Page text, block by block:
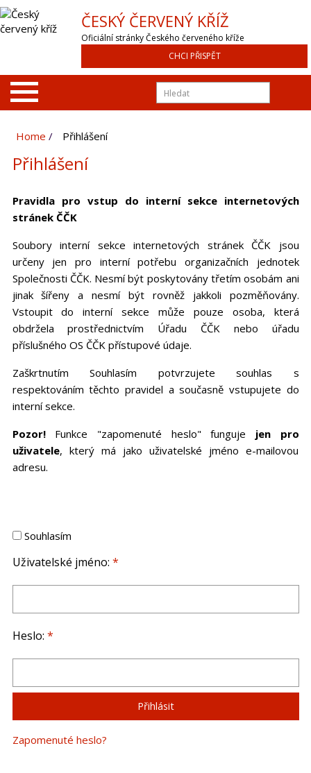
ČESKÝ ČERVENÝ KŘÍŽ
Oficiální stránky Českého červeného kříže
CHCI PŘISPĚT
Home Přihlášení
Přihlášení
Pravidla pro vstup do interní sekce internetových
stránek ČČK
Soubory interní sekce internetových stránek ČČK jsou
určeny jen pro interní potřebu organizačních jednotek
Společnosti ČČK. Nesmí být poskytovány třetím osobám ani
jinak šířeny a nesmí být rovněž jakkoli pozměňovány.
Vstoupit do interní sekce může pouze osoba, která
obdržela prostřednictvím Úřadu ČČK nebo úřadu
příslušného OS ČČK přístupové údaje.
Zaškrtnutím Souhlasím potvrzujete souhlas s
respektováním těchto pravidel a současně vstupujete do
interní sekce.
Pozor!Funkce "zapomenuté heslo" funguje jen pro
uživatele, který má jako uživatelské jméno e-mailovou
adresu.
Souhlasím
Uživatelské jméno: *
Heslo: *
Zapomenuté heslo?